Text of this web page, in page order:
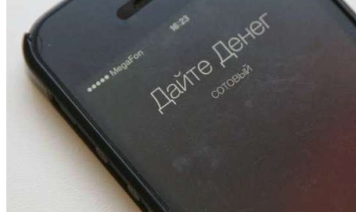
Покушение на убийство в Волгограде: девушка
напала на незнакомую женщину с ножом
12:39
Сладкий праздник в Волгограде: в Центральном
парке прошёл фестиваль „Арбузный переполох“
Волгоградские компании нарастили экспорт:
заключены контракты на 3,6 млн долларов